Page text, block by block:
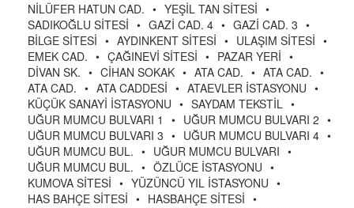
NİLÜFER HATUN CAD. • YEŞİL TAN SİTESİ •
SADIKOĞLU SİTESİ • GAZİ CAD. 4 • GAZİ CAD. 3 •
BİLGE SİTESİ • AYDINKENT SİTESİ • ULAŞIM SİTESİ •
EMEK CAD. • ÇAĞINEVİ SİTESİ • PAZAR YERİ •
DİVAN SK. • CİHAN SOKAK • ATA CAD. • ATA CAD. •
ATA CAD. • ATA CADDESİ • ATAEVLER İSTASYONU •
KÜÇÜK SANAYİ İSTASYONU • SAYDAM TEKSTİL •
UĞUR MUMCU BULVARI 1
• UĞUR MUMCU BULVARI 2 •
UĞUR MUMCU BULVARI 3 • UĞUR MUMCU BULVARI 4 •
UĞUR MUMCU BUL. • UĞUR MUMCU BULVARI •
UĞUR MUMCU BUL. • ÖZLÜCE İSTASYONU •
KUMOVA SİTESİ • YÜZÜNCÜ YIL İSTASYONU •
HAS BAHÇE SİTESİ • HASBAHÇE SİTESİ •